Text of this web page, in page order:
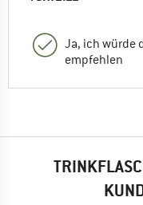
Ja, ich würde
empfehlen